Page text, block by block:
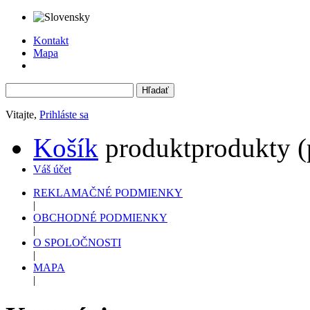
Kontakt
Mapa
Vitajte, Prihláste sa
Košík produktprodukty
Váš účet
REKLAMAČNÉ PODMIENKY
|
OBCHODNÉ PODMIENKY
|
O SPOLOČNOSTI
|
MAPA
|